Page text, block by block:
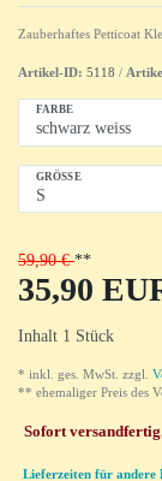
Zauberhaftes Petticoat
Artikel-ID: 5118 /
FARBE
GRÖSSE
59,90 €
35,90
Inhalt 1 Stück
* inkl. ges. MwSt. zzgl.
** ehemaliger Preis des
Sofort
Lieferzeiten für andere